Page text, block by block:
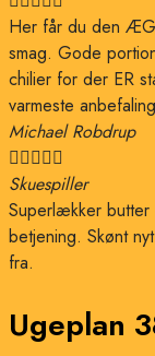
Her får du den
smag. Gode
chilier for der ER
varmeste anbefaling
Michael Robdrup

Skuespiller
Superlækker butter
betjening. Skønt
fra.
Ugeplan